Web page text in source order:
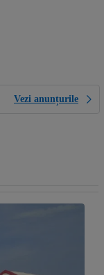
Vezi anunțurile